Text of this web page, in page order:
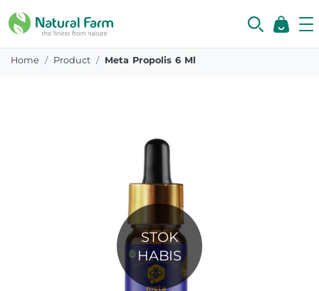
Home Product Meta Propolis 6 Ml
STOK
HABIS